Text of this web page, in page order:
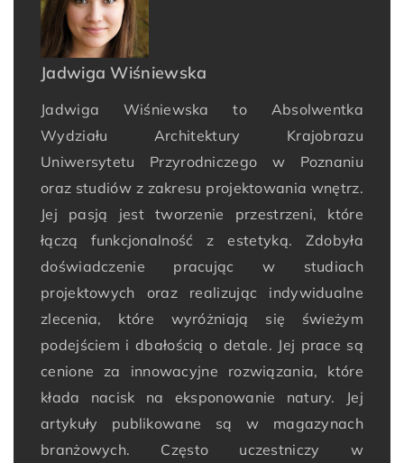
Jadwiga Wiśniewska
Jadwiga Wiśniewska to Absolwentka
Wydziału Architektury Krajobrazu
Uniwersytetu Przyrodniczego w Poznaniu
oraz studiów z zakresu projektowania wnętrz.
Jej pasją jest tworzenie przestrzeni, które
łączą funkcjonalność z estetyką. Zdobyła
doświadczenie pracując w studiach
projektowych oraz realizując indywidualne
zlecenia, które wyróżniają się świeżym
podejściem i dbałością o detale. Jej prace są
cenione za innowacyjne rozwiązania, które
kłada nacisk na eksponowanie natury. Jej
artykuły publikowane są w magazynach
branżowych. Często uczestniczy w